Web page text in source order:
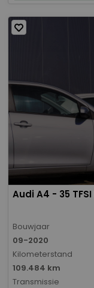
Audi A4 - 35 TFSI
Bouwjaar
09-2020
Kilometerstand
109.484 km
Transmissie